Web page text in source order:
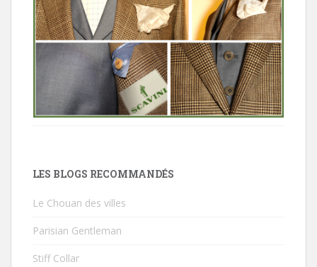
LES BLOGS RECOMMANDÉS
Le Chouan des villes
Parisian Gentleman
Stiff Collar